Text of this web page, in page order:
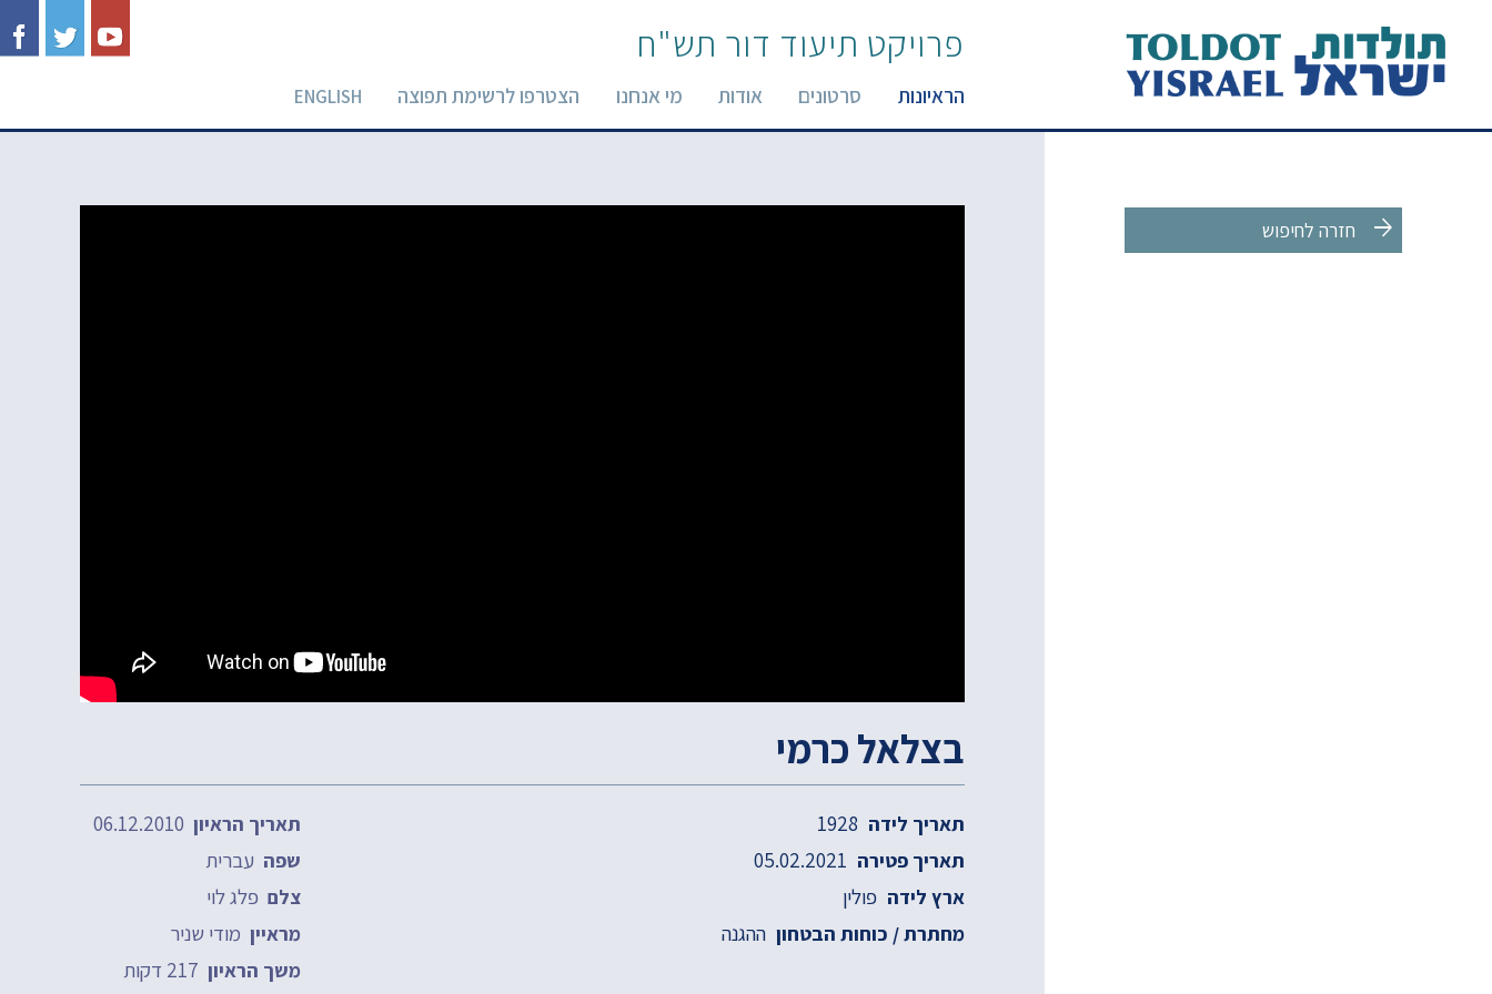
פרויקט תיעוד דור תש"ח
הראיונות סרטונים אודות מי אנחנו הצטרפו לרשימת תפוצה ENGLISH
arrow_forward חזרה לחיפוש
בצלאל כרמי
תאריך לידה
תאריך פטירה
ארץ לידה פולין
מחתרת / כוחות הבטחון ההגנה
תאריך הראיון
שפה עברית
צלם פלג לוי
מראיין מודי שניר
משך הראיון